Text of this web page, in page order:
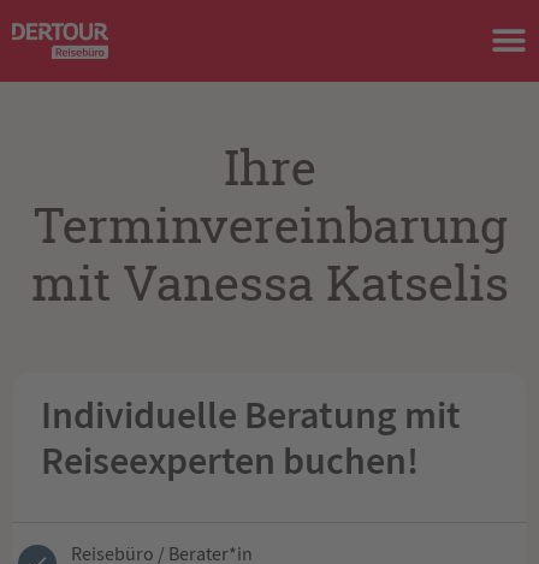
Ihre
Terminvereinbarung
mit Vanessa Katselis
Individuelle Beratung mit
Reiseexperten buchen!
Reisebüro / Berater*in